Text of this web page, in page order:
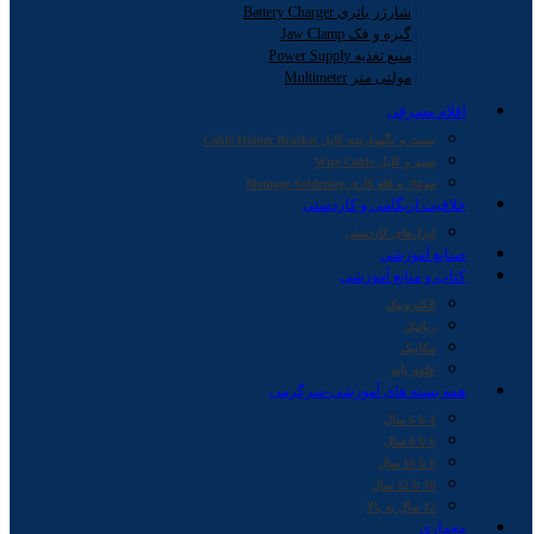
شارژر باتری Battery Charger
گیره و فک Jaw Clamp
منبع تغذیه Power Supply
مولتی متر Multimeter
اقلام مصرفی
بست و نگهدارنده کابل Cable Holder Bracket
سیم و کابل Wire Cable
مونتاژ و قلع کاری Montage Soldering
خلاقیت اریگامی و کاردستی
ابزارهای کاردستی
صنایع آموزشی
کتاب و منابع آموزشی
الکترونیک
رباتیک
مکانیک
علوم پایه
همه بسته های آموزشی-سرگرمی
4 تا 6 سال
6 تا 8 سال
8 تا 10 سال
10 تا 12 سال
12 سال به بالا
معماری